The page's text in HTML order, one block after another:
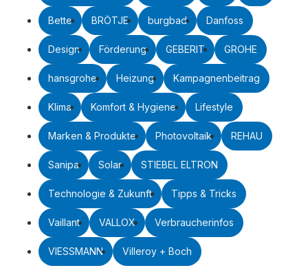
Bette BRÖTJE burgbad Danfoss
Design Förderung GEBERIT GROHE
hansgrohe Heizung Kampagnenbeitrag
Klima Komfort & Hygiene Lifestyle
Marken & Produkte Photovoltaik REHAU
Sanipa Solar STIEBEL ELTRON
Technologie & Zukunft Tipps & Tricks
Vaillant VALLOX Verbraucherinfos
VIESSMANN Villeroy + Boch